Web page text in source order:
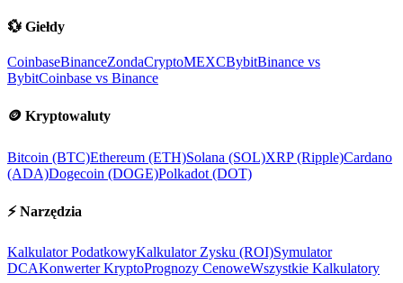
💱 Giełdy
CoinbaseBinanceZondaCryptoMEXCBybitBinance vs
BybitCoinbase vs Binance
🪙 Kryptowaluty
Bitcoin (BTC)Ethereum (ETH)Solana (SOL)XRP (Ripple)Cardano
(ADA)Dogecoin (DOGE)Polkadot (DOT)
⚡ Narzędzia
Kalkulator PodatkowyKalkulator Zysku (ROI)Symulator
DCAKonwerter KryptoPrognozy CenoweWszystkie Kalkulatory